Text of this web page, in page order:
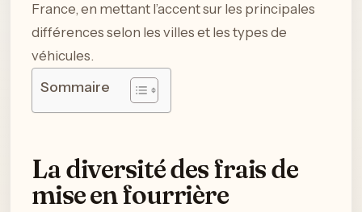
France, en mettant l’accent sur les principales
différences selon les villes et les types de
véhicules.
Sommaire
La diversité des frais de
mise en fourrière